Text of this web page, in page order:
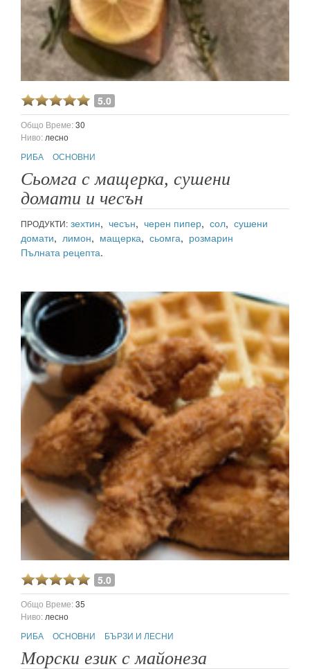
5.0
Общо Време:30
Ниво: лесно
РИБА
ОСНОВНИ
Сьомга с мащерка, сушени
домати и чесън
ПРОДУКТИ: зехтин, чесън, черен пипер, сол, сушени
домати, лимон, мащерка, сьомга, розмарин
Пълната рецепта.
5.0
Общо Време:35
Ниво: лесно
РИБА
ОСНОВНИ БЪРЗИ И ЛЕСНИ
Морски език с майонеза